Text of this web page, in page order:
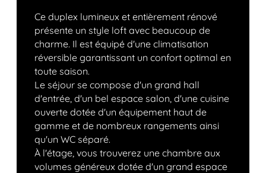
Ce duplex lumineux et entièrement rénové
présente un style loft avec beaucoup de
charme. Il est équipé d'une climatisation
réversible garantissant un confort optimal en
toute saison.
Le séjour se compose d'un grand hall
d'entrée, d'un bel espace salon, d'une cuisine
ouverte dotée d'un équipement haut de
gamme et de nombreux rangements ainsi
qu'un WC séparé.
À l'étage, vous trouverez une chambre aux
volumes généreux dotée d'un grand espace